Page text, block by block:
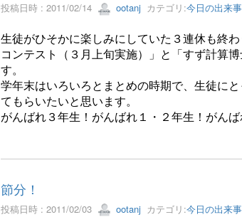
投稿日時 : 2011/02/14 ootanjカテゴリ:今日の出来事
生徒がひそかに楽しみにしていた３連休も終
コンテスト（３月上旬実施）」と「すず計算
す。
学年末はいろいろとまとめの時期で、生徒に
てもらいたいと思います。
がんばれ３年生！がんばれ１・２年生！がん
節分！
投稿日時 : 2011/02/03 ootanjカテゴリ:今日の出来事